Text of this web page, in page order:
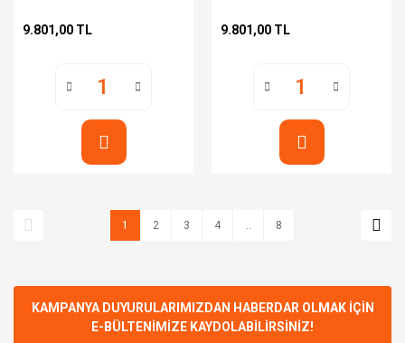
9.801,00 TL 9.801,00 TL
1 2 3 4 .. 8
KAMPANYA DUYURULARIMIZDAN HABERDAR OLMAK İÇİN
E-BÜLTENİMİZE KAYDOLABİLİRSİNİZ!